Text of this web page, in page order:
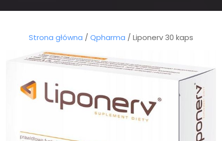
Strona główna / Qpharma / Liponerv 30 kaps